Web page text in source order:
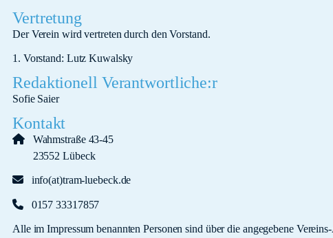
Vertretung
Der Verein wird vertreten durch den Vorstand.
1. Vorstand: Lutz Kuwalsky
Redaktionell Verantwortliche:r
Sofie Saier
Kontakt
Wahmstraße 43-45
23552 Lübeck
info(at)tram-luebeck.de
0157 33317857
Alle im Impressum benannten Personen sind über die angegebene